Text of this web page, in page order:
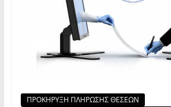
ΠΡΟΚΗΡΥΞΗ ΠΛΗΡΩΣΗΣ ΘΕΣΕΩΝ